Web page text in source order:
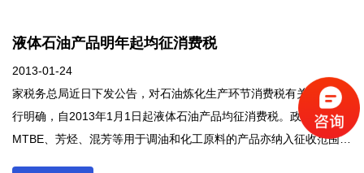
液体石油产品明年起均征消费税
2013-01-24
家税务总局近日下发公告，对石油炼化生产环节消费税有关政策进
行明确，自2013年1月1日起液体石油产品均征消费税。政策调整后
MTBE、芳烃、混芳等用于调油和化工原料的产品亦纳入征收范围。